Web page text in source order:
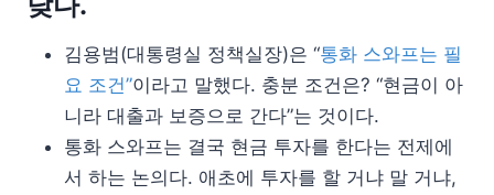
김용범(대통령실 정책실장)은 “통화 스와프는 필
요 조건”이라고 말했다. 충분 조건은? “현금이 아
니라 대출과 보증으로 간다”는 것이다.
통화 스와프는 결국 현금 투자를 한다는 전제에
서 하는 논의다. 애초에 투자를 할 거냐 말 거냐,